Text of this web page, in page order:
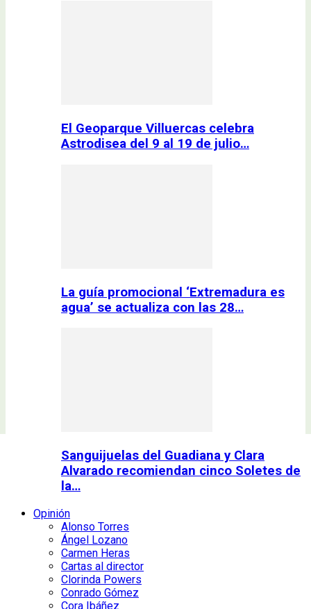
El Geoparque Villuercas celebra
Astrodisea del 9 al 19 de julio…
La guía promocional ‘Extremadura es
agua’ se actualiza con las 28…
Sanguijuelas del Guadiana y Clara
Alvarado recomiendan cinco Soletes de
la…
Opinión
Alonso Torres
Ángel Lozano
Carmen Heras
Cartas al director
Clorinda Powers
Conrado Gómez
Cora Ibáñez